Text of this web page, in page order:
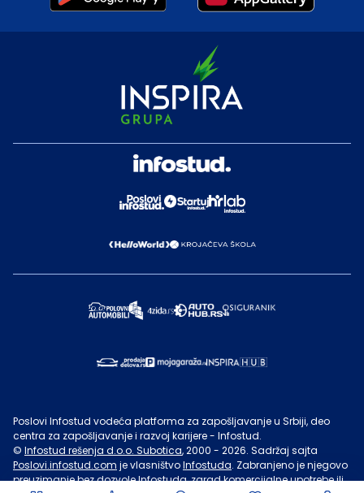
Poslovi Infostud vodeća platforma za zapošljavanje u Srbiji, deo
centra za zapošljavanje i razvoj karijere - Infostud.
© Infostud rešenja d.o.o. Subotica, 2000 - 2026. Sadržaj sajta
Poslovi.infostud.com je vlasništvoInfostuda. Zabranjeno je njegovo
preuzimanje bez dozvoleInfostuda, zarad komercijalne upotrebe ili